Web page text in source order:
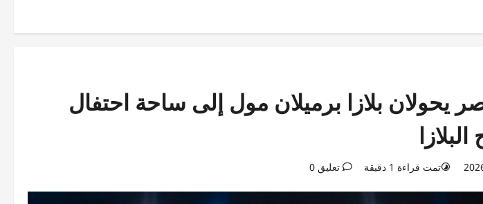
يحولان بلازا برميلان مول إلى ساحة احتفال
تمت قراءة 1 دقيقة تعليق 0